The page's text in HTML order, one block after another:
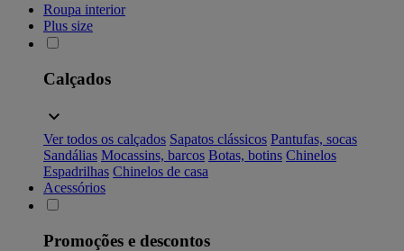
Roupa interior
Plus size
Calçados
Ver todos os calçados Sapatos clássicos Pantufas, socas
Sandálias Mocassins, barcos Botas, botins Chinelos
Espadrilhas Chinelos de casa
Acessórios
Promoções e descontos